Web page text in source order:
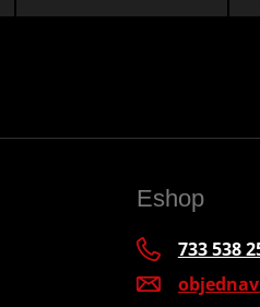
Eshop
733 538